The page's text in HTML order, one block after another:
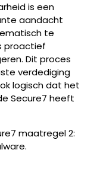
is een
aandacht
te
proactief
Dit proces
verdediging
logisch dat het
Secure7 heeft
maatregel 2: